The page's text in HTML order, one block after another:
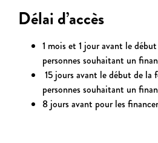
Délai d’accès
1 mois et 1 jour avant le
personnes souhaitant un
15 jours avant le début de la
personnes souhaitant un
8 jours avant pour les